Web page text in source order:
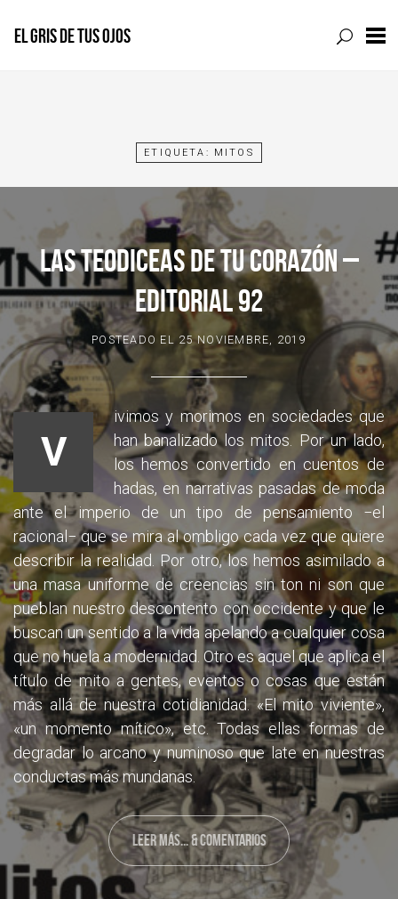
EL GRIS DE TUS OJOS
ETIQUETA: MITOS
LAS TEODICEAS DE TU CORAZÓN –
EDITORIAL 92
POSTEADO EL 25 NOVIEMBRE, 2019
V
ivimos y morimos en sociedades que
han banalizado los mitos. Por un lado,
los hemos convertido en cuentos de
hadas, en narrativas pasadas de moda
ante el imperio de un tipo de pensamiento −el
racional− que se mira al ombligo cada vez que quiere
describir la realidad. Por otro, los hemos asimilado a
una masa uniforme de creencias sin ton ni son que
pueblan nuestro descontento con occidente y que le
buscan un sentido a la vida apelando a cualquier cosa
que no huela a modernidad. Otro es aquel que aplica el
título de mito a gentes, eventos o cosas que están
más allá de nuestra cotidianidad. «El mito viviente»,
«un momento mítico», etc. Todas ellas formas de
degradar lo arcano y numinoso que late en nuestras
conductas más mundanas.
LEER MÁS... & COMENTARIOS